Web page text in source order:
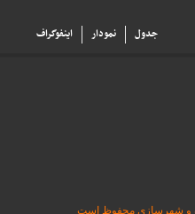
اینفوگراف نمودار جدول
و شهرسازی محفوظ است